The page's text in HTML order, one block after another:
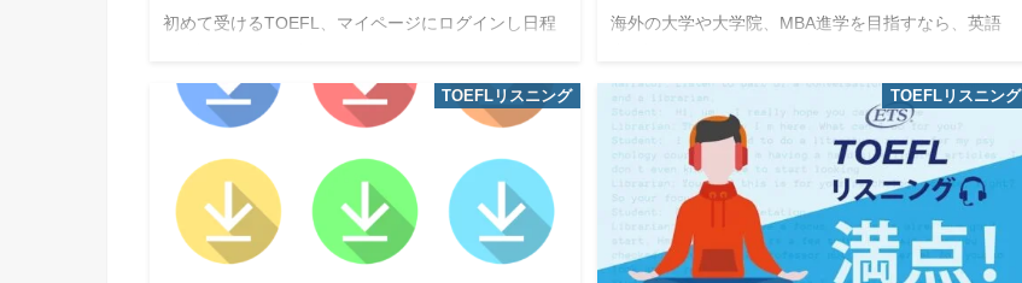
初めて受けるTOEFL、マイページにログインし日程
日程しか空いておらず、いつどこで予約をすれば良
いか悩むかもしれない。 今回は、TOEFL iBTのスケ
海外の大学や大学院、MBA進学を目指すなら、英語
は、多くの学校で受験が認められている主要な試験
である。 しかし、どちらを選べばよいのか悩む人は
多い。 「…
TOEFLリスニング TOEFLリスニング